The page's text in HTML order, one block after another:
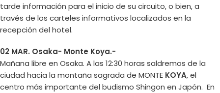
tarde información para el inicio de su circuito, o bien, a
través de los carteles informativos localizados en la
recepción del hotel.
02 MAR. Osaka- Monte Koya.-
Mañana libre en Osaka. A las 12:30 horas saldremos de la
ciudad hacia la montaña sagrada de MONTE KOYA, el
centro más importante del budismo Shingon en Japón. En